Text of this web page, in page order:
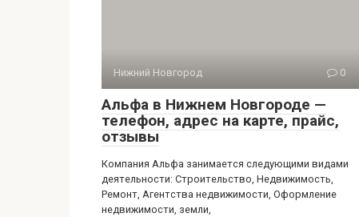
Нижний Новгород 0
Альфа в Нижнем Новгороде —
телефон, адрес на карте, прайс,
отзывы
Компания Альфа занимается следующими видами
деятельности: Строительство, Недвижимость,
Ремонт, Агентства недвижимости, Оформление
недвижимости, земли,